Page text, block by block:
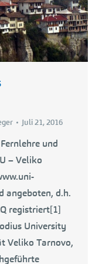
Juli 21, 2016
und
– Veliko
angeboten, d.h.
registriert[1]
University
Veliko Tarnovo,